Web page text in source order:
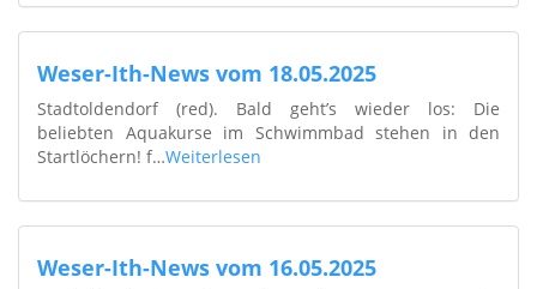
Weser-Ith-News vom 18.05.2025
Stadtoldendorf (red). Bald geht’s wieder los: Die
beliebten Aquakurse im Schwimmbad stehen in den
Startlöchern! f…Weiterlesen
Weser-Ith-News vom 16.05.2025